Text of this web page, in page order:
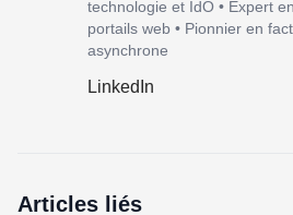
technologie et IdO • Expert
portails web • Pionnier en
asynchrone
LinkedIn
Articles liés